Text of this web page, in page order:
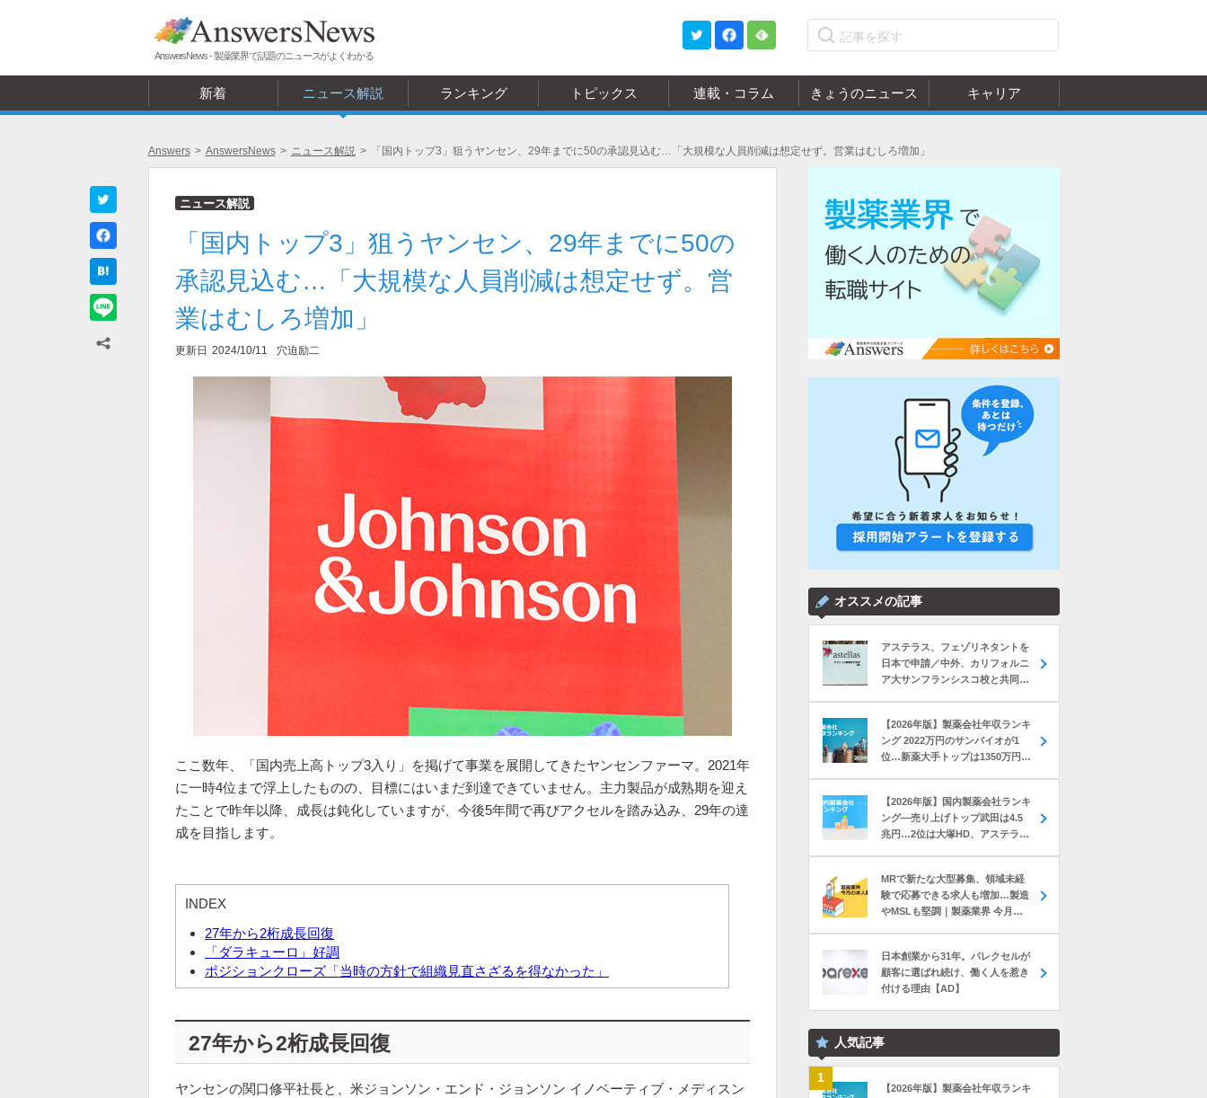
AnswersNews - 製薬業界で話題のニュースがよくわかる
新着 ニュース解説 ランキング トピックス 連載・コラム きょうのニュース キャリア
Answers > AnswersNews > ニュース解説 > 「国内トップ3」狙うヤンセン、29年までに50の承認見込む…「大規模な人員削減は想定せず。営業はむしろ増加」
ニュース解説
「国内トップ3」狙うヤンセン、29年までに50の
承認見込む…「大規模な人員削減は想定せず。営
業はむしろ増加」
更新日 2024/10/11 穴迫励二
ここ数年、「国内売上高トップ3入り」を掲げて事業を展開してきたヤンセンファーマ。2021年
に一時4位まで浮上したものの、目標にはいまだ到達できていません。主力製品が成熟期を迎え
たことで昨年以降、成長は鈍化していますが、今後5年間で再びアクセルを踏み込み、29年の達
成を目指します。
INDEX
27年から2桁成長回復
「ダラキューロ」好調
ポジションクローズ「当時の方針で組織見直さざるを得なかった」
27年から2桁成長回復
ヤンセンの関口修平社長と、米ジョンソン・エンド・ジョンソン イノベーティブ・メディスン
オススメの記事
アステラス、フェゾリネタントを
日本で申請／中外、カリフォルニ
ア大サンフランシスコ校と共同研
【2026年版】製薬会社年収ランキ
ング 2022万円のサンバイオが1
位…新薬大手トップは1350万円の
【2026年版】国内製薬会社ランキ
ング―売り上げトップ武田は4.5
兆円…2位は大塚HD、アステラス
MRで新たな大型募集、領域未経
験で応募できる求人も増加…製造
やMSLも堅調｜製薬業界 今月の
日本創業から31年。パレクセルが
顧客に選ばれ続け、働く人を惹き
付ける理由【AD】
人気記事
【2026年版】製薬会社年収ランキ